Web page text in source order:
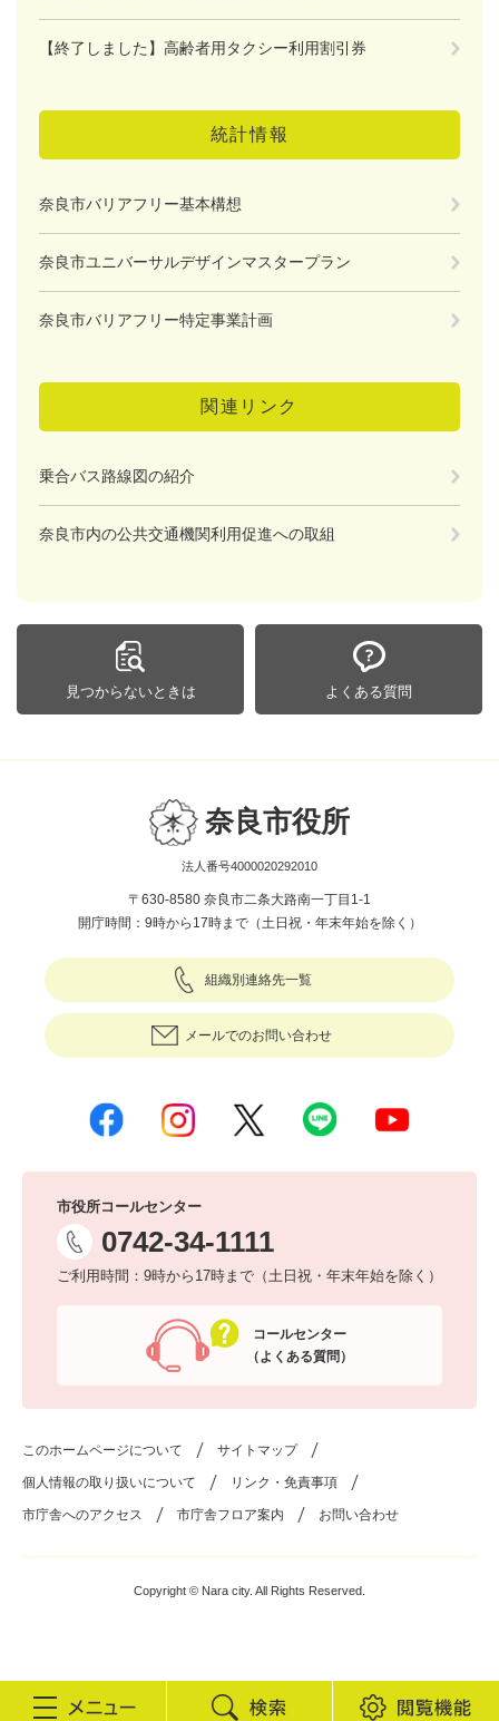
【終了しました】高齢者用タクシー利用割引券
統計情報
奈良市バリアフリー基本構想
奈良市ユニバーサルデザインマスタープラン
奈良市バリアフリー特定事業計画
関連リンク
乗合バス路線図の紹介
奈良市内の公共交通機関利用促進への取組
見つからないときは よくある質問
奈良市役所
法人番号4000020292010
〒630-8580 奈良市二条大路南一丁目1-1
開庁時間：9時から17時まで（土日祝・年末年始を除く）
組織別連絡先一覧
メールでのお問い合わせ
市役所コールセンター
0742-34-1111
ご利用時間：9時から17時まで（土日祝・年末年始を除く）
コールセンター
（よくある質問）
このホームページについて サイトマップ
個人情報の取り扱いについて リンク・免責事項
市庁舎へのアクセス 市庁舎フロア案内 お問い合わせ
Copyright © Nara city. All Rights Reserved.